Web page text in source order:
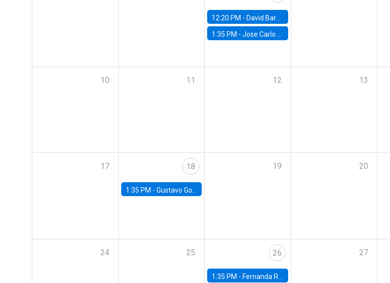
12:20 PM - David Bardey, Universidad de los Andes - CEDE
1:35 PM -Jose Carlo Bermudez, UC (ME) & World Bank
10 11 12 13
17 18
1:35 PM - Gustavo González, Banco Central de Chile
19 20
24 25 26
1:35 PM - Fernanda Rojas Ampuero, University of Wisconsin-Madison
27